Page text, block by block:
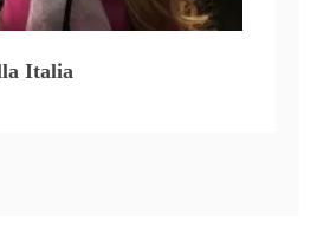
Italia